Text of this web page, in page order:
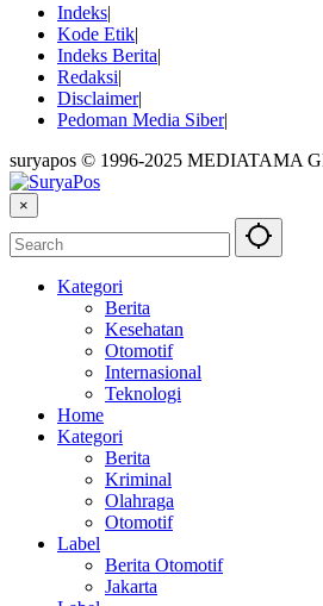
Indeks
Kode Etik
Indeks Berita
Redaksi
Disclaimer
Pedoman Media Siber
suryapos © 1996-2025 MEDIATAMA
×
Kategori
Berita
Kesehatan
Otomotif
Internasional
Teknologi
Home
Kategori
Berita
Kriminal
Olahraga
Otomotif
Label
Berita Otomotif
Jakarta